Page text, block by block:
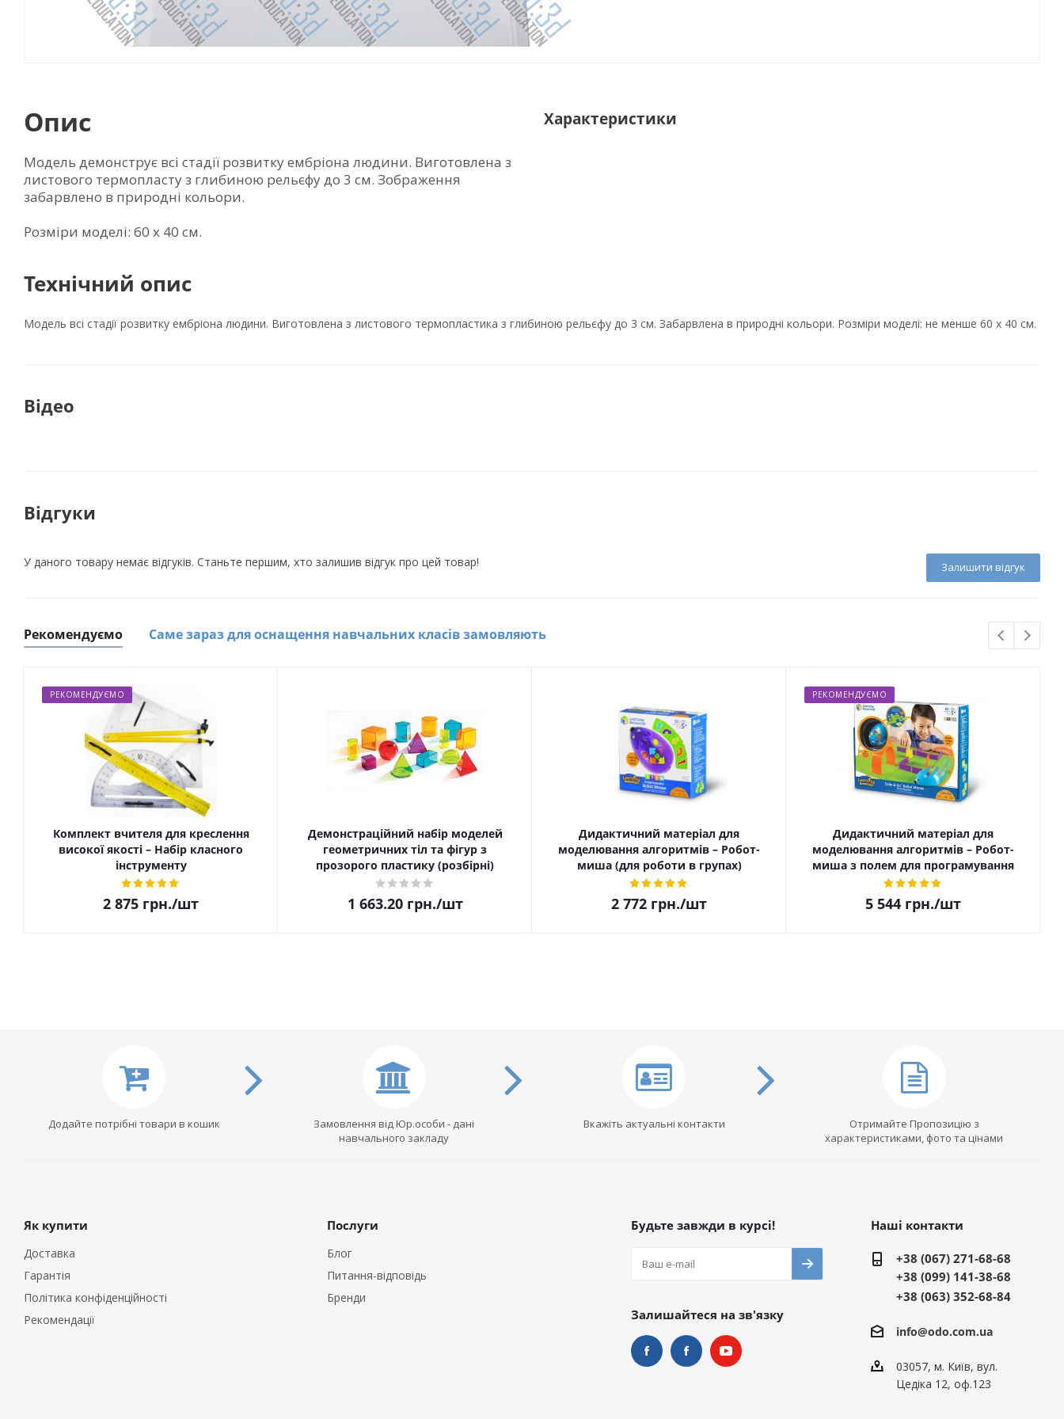
Опис
Модель демонструє всі стадії розвитку ембріона людини. Виготовлена з
листового термопласту з глибиною рельєфу до 3 см. Зображення
забарвлено в природні кольори.
Розміри моделі: 60 х 40 см.
Характеристики
Технічний опис
Модель всі стадії розвитку ембріона людини. Виготовлена з листового термопластика з глибиною рельєфу до 3 см. Забарвлена в природні кольори. Розміри моделі: не менше 60 х 40 см.
Відео
Відгуки
Залишити відгук
У даного товару немає відгуків. Станьте першим, хто залишив відгук про цей товар!
Рекомендуємо Саме зараз для оснащення навчальних класів замовляють
РЕКОМЕНДУЄМО
Комплект вчителя для креслення
високої якості – Набір класного
інструменту
2 875 грн./шт
Демонстраційний набір моделей
геометричних тіл та фігур з
прозорого пластику (розбірні)
1 663.20грн./шт
Дидактичний матеріал для
моделювання алгоритмів – Робот-
миша (для роботи в групах)
2 772 грн./шт
РЕКОМЕНДУЄМО
Дидактичний матеріал для
моделювання алгоритмів – Робот-
миша з полем для програмування
5 544 грн./шт
Додайте потрібні товари в кошик
Замовлення від Юр.особи - дані
навчального закладу
Вкажіть актуальні контакти
Отримайте Пропозицію з
характеристиками, фото та цінами
Як купити
Доставка
Гарантія
Політика конфіденційності
Рекомендації
Послуги
Блог
Питання-відповідь
Бренди
Будьте завжди в курсі!
Залишайтеся на зв'язку
Наші контакти
+38 (067) 271-68-68
+38 (099) 141-38-68
+38 (063) 352-68-84
info@odo.com.ua
03057, м. Київ, вул.
Цедіка 12, оф.123